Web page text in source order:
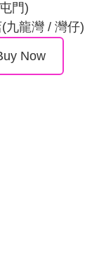
門)
九龍灣 / 灣仔)
Now